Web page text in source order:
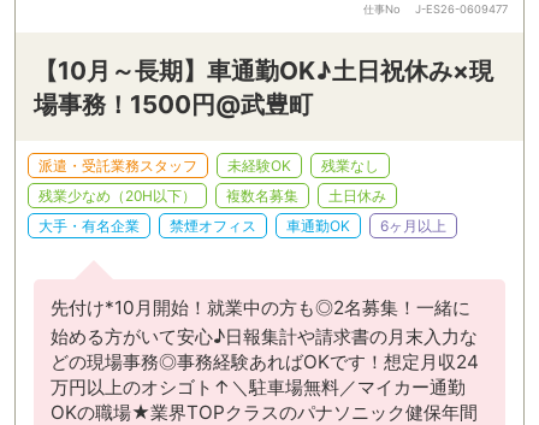
仕事No J-ES26-0609477
【10月～長期】車通勤OK♪土日祝休み×現
場事務！1500円@武豊町
派遣・受託業務スタッフ 未経験OK
残業なし
残業少なめ（20H以下）
複数名募集
土日休み
大手・有名企業
禁煙オフィス 車通勤OK 6ヶ月以上
先付け*10月開始！就業中の方も◎2名募集！一緒に
始める方がいて安心♪日報集計や請求書の月末入力な
どの現場事務◎事務経験あればOKです！想定月収24
万円以上のオシゴト↑＼駐車場無料／マイカー通勤
OKの職場★業界TOPクラスのパナソニック健保年間